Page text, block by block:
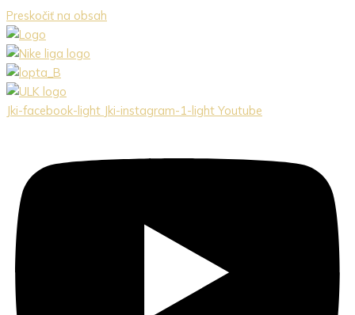
Preskočiť na obsah
Jki-facebook-light Jki-instagram-1-light Youtube